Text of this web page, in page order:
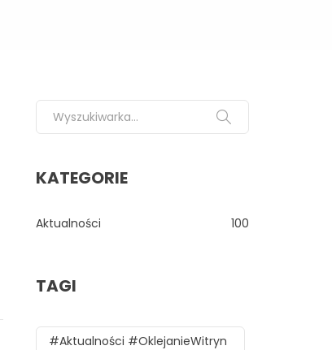
Search for:
KATEGORIE
Aktualności 100
TAGI
#aktualności #oklejanieWitryn